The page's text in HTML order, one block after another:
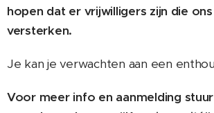
hopen dat er vrijwilligers zijn die
versterken.
Je kan je verwachten aan een
Voor meer info en aanmelding